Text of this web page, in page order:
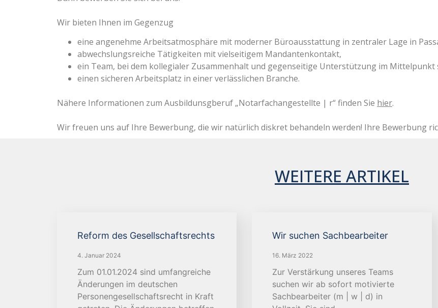
Wir bieten Ihnen im Gegenzug
eine angenehme Arbeitsatmosphäre mit moderner Büroausstattung in zentraler Lage in
abwechslungsreiche Tätigkeiten mit vielseitigem Mandantenkontakt,
ein Team, bei dem kollegialer Zusammenhalt und gegenseitige Unterstützung im Mittelpunkt
einen sicheren Arbeitsplatz in einer verlässlichen Branche.
Nähere Informationen zum Ausbildunsgberuf „Notarfachangestellte | r“ finden Sie hier.
Wir freuen uns auf Ihre Bewerbung, die wir natürlich diskret behandeln werden! Ihre Bewerbung
WEITERE ARTIKEL
Reform des Gesellschaftsrechts
4. Januar 2024
Zum 01.01.2024 sind umfangreiche
Änderungen im deutschen
Personengesellschaftsrecht in Kraft
Wir suchen Sachbearbeiter
16. März 2022
Zur Verstärkung unseres Teams
suchen wir ab sofort motivierte
Sachbearbeiter (m | w | d) in